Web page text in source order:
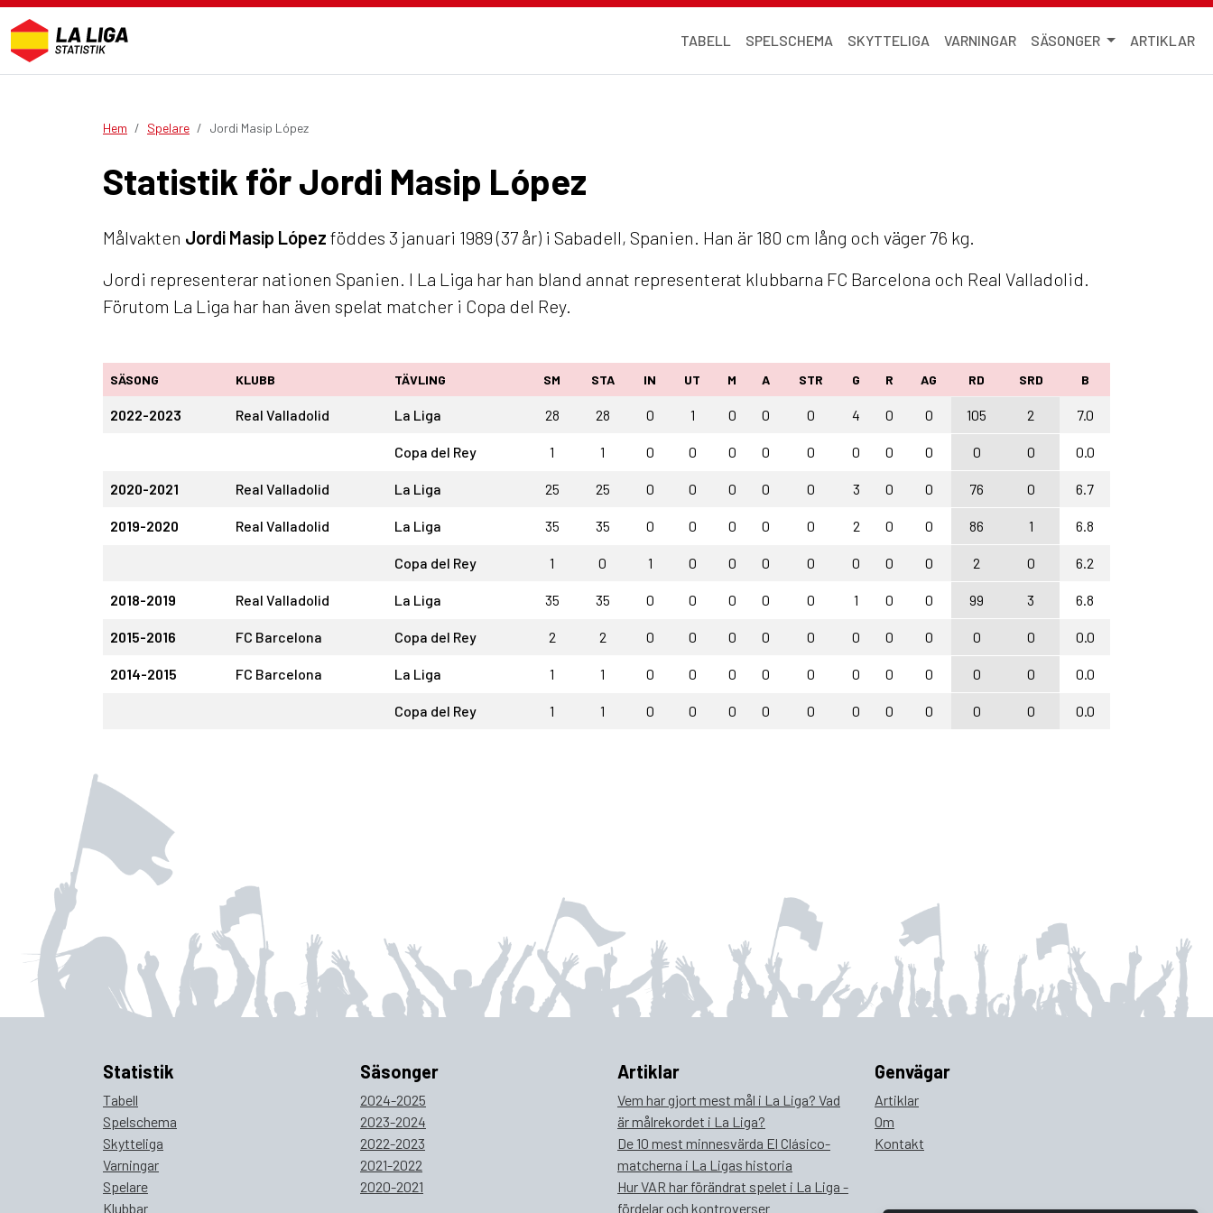
TABELL SPELSCHEMA SKYTTELIGA VARNINGAR SÄSONGER ARTIKLAR
Hem Spelare Jordi Masip López
Statistik för Jordi Masip López
Målvakten Jordi Masip López föddes 3 januari 1989 (37 år) i Sabadell, Spanien. Han är 180 cm lång och väger 76 kg.
Jordi representerar nationen Spanien. I La Liga har han bland annat representerat klubbarna FC Barcelona och Real Valladolid.
Förutom La Liga har han även spelat matcher i Copa del Rey.
SÄSONG KLUBB TÄVLING SM STA IN UT M A STR G R AG RD SRD B
2022-2023 Real Valladolid La Liga 28 28 0 1 0 0 0 4 0 0 105 2 7.0
Copa del Rey 1 1 0 0 0 0 0 0 0 0 0 0 0.0
2020-2021 Real Valladolid La Liga 25 25 0 0 0 0 0 3 0 0 76 0 6.7
2019-2020 Real Valladolid La Liga 35 35 0 0 0 0 0 2 0 0 86 1 6.8
Copa del Rey 1 0 1 0 0 0 0 0 0 0 2 0 6.2
2018-2019 Real Valladolid La Liga 35 35 0 0 0 0 0 1 0 0 99 3 6.8
2015-2016 FC Barcelona Copa del Rey 2 2 0 0 0 0 0 0 0 0 0 0 0.0
2014-2015 FC Barcelona La Liga 1 1 0 0 0 0 0 0 0 0 0 0 0.0
Copa del Rey 1 1 0 0 0 0 0 0 0 0 0 0 0.0
Statistik
Tabell
Spelschema
Skytteliga
Varningar
Spelare
Klubbar
Säsonger
2024-2025
2023-2024
2022-2023
2021-2022
2020-2021
Artiklar
Vem har gjort mest mål i La Liga? Vad
är målrekordet i La Liga?
De 10 mest minnesvärda El Clásico-
matcherna i La Ligas historia
Hur VAR har förändrat spelet i La Liga -
fördelar och kontroverser
Genvägar
Artiklar
Om
Kontakt